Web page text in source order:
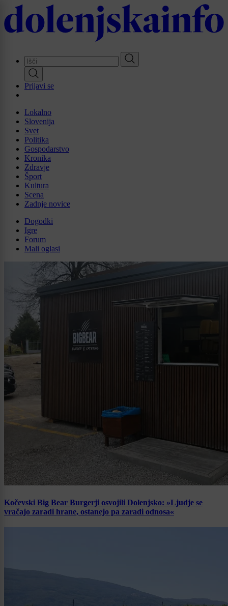
Skip
to
main
Prijavi se
Lokalno
Slovenija
Svet
Politika
Gospodarstvo
Kronika
Zdravje
Šport
Kultura
Scena
Zadnje novice
Dogodki
Igre
Forum
Mali oglasi
Kočevski Big Bear Burgerji osvojili Dolenjsko: »Ljudje se
vračajo zaradi hrane, ostanejo pa zaradi odnosa«